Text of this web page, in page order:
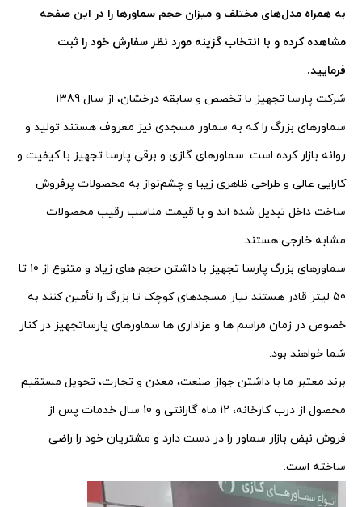
به همراه مدل‌های مختلف و میزان حجم سماورها را در این صفحه
مشاهده کرده و با انتخاب گزینه مورد نظر سفارش خود را ثبت
فرمایید.
شرکت پارسا تجهیز با تخصص و سابقه درخشان، از سال 1389
سماورهای بزرگ را که به سماور مسجدی نیز معروف هستند تولید و
روانه بازار کرده است. سماورهای گازی و برقی پارسا تجهیز با کیفیت و
کارایی عالی و طراحی ظاهری زیبا و چشم‌نواز به محصولات پرفروش
ساخت داخل تبدیل شده اند و با قیمت مناسب رقیب محصولات
مشابه خارجی هستند.
سماورهای بزرگ پارسا تجهیز با داشتن حجم های زیاد و متنوع از 10 تا
50 لیتر قادر هستند نیاز مسجدهای کوچک تا بزرگ را تأمین کنند به
خصوص در زمان مراسم ها و عزاداری ها سماورهای پارساتجهیز در کنار
شما خواهند بود.
برند معتبر ما با داشتن جواز صنعت، معدن و تجارت، تحویل مستقیم
محصول از درب کارخانه، 12 ماه گارانتی و 10 سال خدمات پس از
فروش نبض بازار سماور را در دست دارد و مشتریان خود را راضی
ساخته است.
نمایشگر